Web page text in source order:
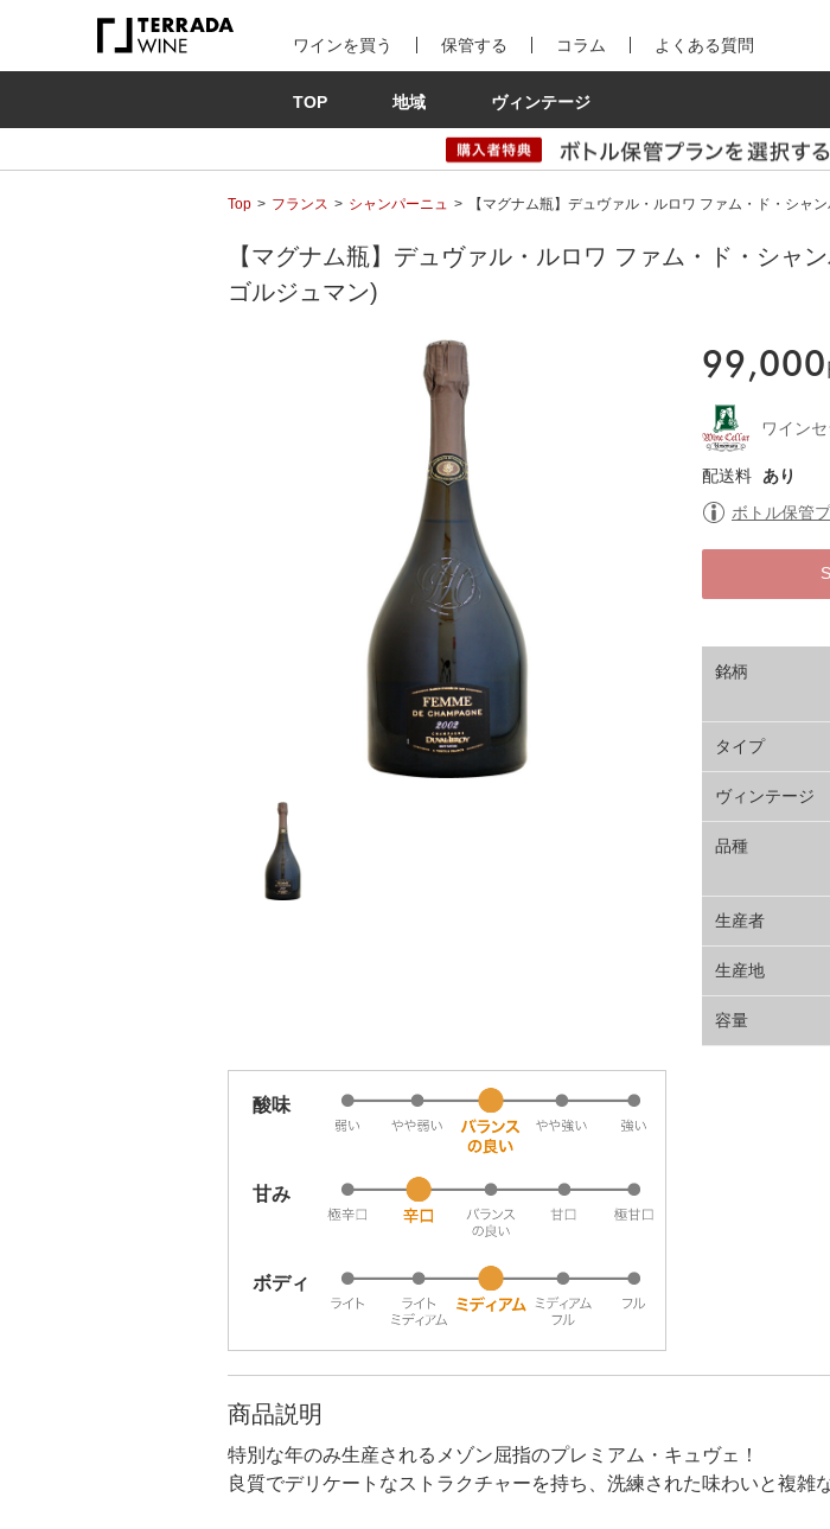
ワインを買う 保管する コラム よくある質問
TOP 地域 ヴィンテージ
Top フランス シャンパーニュ 【マグナム瓶】デュヴァル・ルロワ ファム・ド・シ
【マグナム瓶】デュヴァル・ルロワ ファム・ド・シャ
ゴルジュマン)
99,000
ワイン
配送料
あり
ボトル保管
銘柄
タイプ
ヴィンテージ
品種
生産者
生産地
容量
酸味
甘み
ボディ
商品説明
特別な年のみ生産されるメゾン屈指のプレミアム・キュヴェ！
良質でデリケートなストラクチャーを持ち、洗練された味わいと複雑